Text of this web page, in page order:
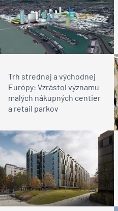
Trh strednej a východnej
Európy: Vzrástol významu
malých nákupných centier
a retail parkov